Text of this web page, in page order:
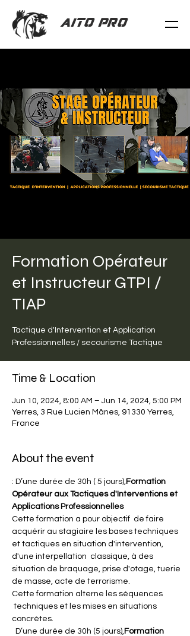
AITO PRO
Formation Opérateur
et Instructeur GTPI /
TIAP
Tactique d'Intervention et Application
Professionnelles / secourisme Tactique
Time & Location
Jun 10, 2024, 8:00 AM – Jun 14, 2024, 5:00 PM
Yerres, 3 Rue Lucien Mânes, 91330 Yerres,
France
About the event
: D’une durée de 30h ( 5 jours),Formation
Opérateur aux Tactiques d'Interventions et
Applications Professionnelles
Cette formation a pour objectif  de faire
acquérir au stagiaire les bases techniques
et tactiques en situation d'intervention,
d'une interpellation  classique, à des
situation de braquage, prise d'otage, tuerie
de masse, acte de terrorisme.
Cette formation alterne les séquences
techniques et les mises en situations
concrètes.
D’une durée de 30h (5 jours),Formation